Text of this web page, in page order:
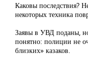
Каковы последствия?
некоторых техника
Заявы в УВД поданы,
понятно: полиции не
близких» казаков.